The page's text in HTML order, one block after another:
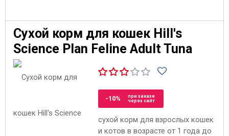
Сухой корм для кошек Hill's
Science Plan Feline Adult Tuna
-10%
при заказе
через сайт
сухой корм для взрослых кошек
и котов в возрасте от 1 года до